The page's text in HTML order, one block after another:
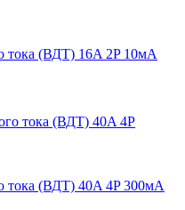
тока (ВДТ) 16A 2P 10мА
тока (ВДТ) 40A 4P 300мА